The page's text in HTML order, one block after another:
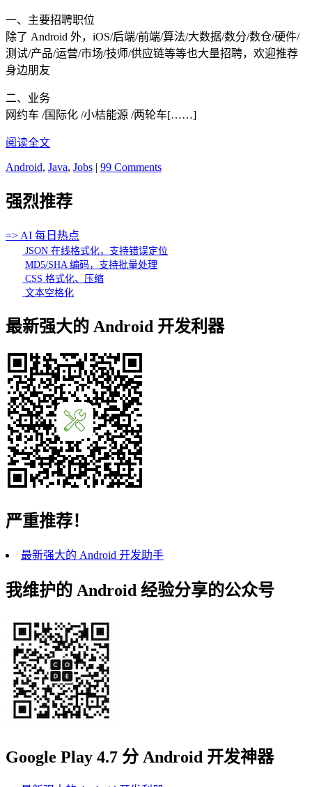
一、主要招聘职位
除了 Android 外，iOS/后端/前端/算法/大数据/数分/数仓/硬件/
测试/产品/运营/市场/技师/供应链等等也大量招聘，欢迎推荐
身边朋友
二、业务
网约车 /国际化 /小桔能源 /两轮车[……]
阅读全文
Android, Java, Jobs | 99 Comments
强烈推荐
=> AI 每日热点
JSON 在线格式化，支持错误定位
MD5/SHA 编码，支持批量处理
CSS 格式化、压缩
文本空格化
最新强大的 Android 开发利器
严重推荐！
最新强大的 Android 开发助手
我维护的 Android 经验分享的公众号
Google Play 4.7 分 Android 开发神器